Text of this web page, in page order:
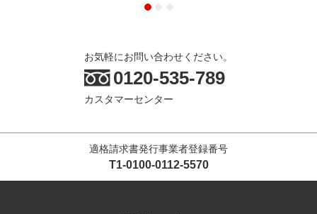
お気軽にお問い合わせください。
0120-535-789
カスタマーセンター
適格請求書発行事業者登録番号
T1-0100-0112-5570